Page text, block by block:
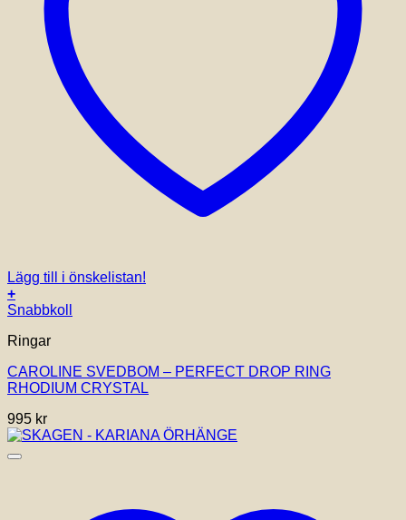
Lägg till i önskelistan!
+
Snabbkoll
Ringar
CAROLINE SVEDBOM – PERFECT DROP RING
RHODIUM CRYSTAL
995 kr